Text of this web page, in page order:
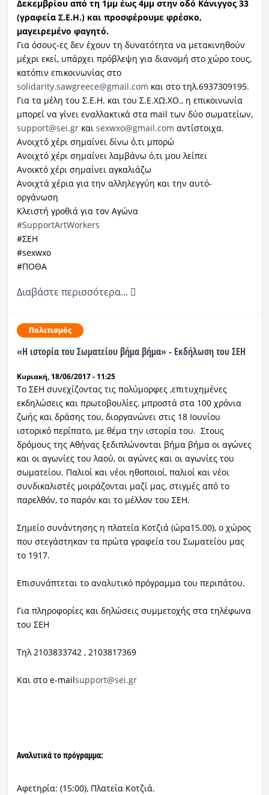
Δεκεμβρίου από τη 1μμ έως 4μμ στην οδό Κάνιγγος 33
(γραφεία Σ.Ε.Η.) και προσφέρουμε φρέσκο,
μαγειρεμένο φαγητό.
Για όσους-ες δεν έχουν τη δυνατότητα να μετακινηθούν
μέχρι εκεί, υπάρχει πρόβλεψη για διανομή στο χώρο τους,
κατόπιν επικοινωνίας στο
solidarity.sawgreece@gmail.com και στο τηλ.6937309195.
Για τα μέλη του Σ.Ε.Η. και του Σ.Ε.ΧΩ.ΧΟ., η επικοινωνία
μπορεί να γίνει εναλλακτικά στα mail των δύο σωματείων,
support@sei.grκαι sexwxo@gmail.com αντίστοιχα.
Ανοιχτό χέρι σημαίνει δίνω ό,τι μπορώ
Ανοιχτό χέρι σημαίνει λαμβάνω ό,τι μου λείπει
Ανοικτό χέρι σημαίνει αγκαλιάζω
Ανοιχτά χέρια για την αλληλεγγύη και την αυτό-
οργάνωση
Κλειστή γροθιά για τον Αγώνα
#SupportArtWorkers
#ΣΕΗ
#sexwxo
#ΠΟΘΑ
Διαβάστε περισσότερα...
Πολιτισμός
«Η ιστορία του Σωματείου βήμα βήμα» - Εκδήλωση του ΣΕΗ
Κυριακή, 18/06/2017 - 11:25
Το ΣΕΗ συνεχίζοντας τις πολύμορφες ,επιτυχημένες
εκδηλώσεις και πρωτοβουλίες, μπροστά στα 100 χρόνια
ζωής και δράσης του, διοργανώνει στις 18 Ιουνίου
ιστορικό περίπατο, με θέμα την ιστορία του. Στους
δρόμους της Αθήνας ξεδιπλώνονται βήμα βήμα οι αγώνες
και οι αγωνίες του λαού, οι αγώνες και οι αγωνίες του
σωματείου. Παλιοί και νέοι ηθοποιοί, παλιοί και νέοι
συνδικαλιστές μοιράζονται μαζί μας, στιγμές από το
παρελθόν, το παρόν και το μέλλον του ΣΕΗ.
Σημείο συνάντησης η πλατεία Κοτζιά (ώρα15.00), ο χώρος
που στεγάστηκαν τα πρώτα γραφεία του Σωματείου μας
το 1917.
Επισυνάπτεται το αναλυτικό πρόγραμμα του περιπάτου.
Για πληροφορίες και δηλώσεις συμμετοχής στα τηλέφωνα
του ΣΕΗ
Τηλ 2103833742 , 2103817369
Και στο e-mailsupport@sei.gr
Αναλυτικά το πρόγραμμα:
Αφετηρία: (15:00), Πλατεία Κοτζιά.